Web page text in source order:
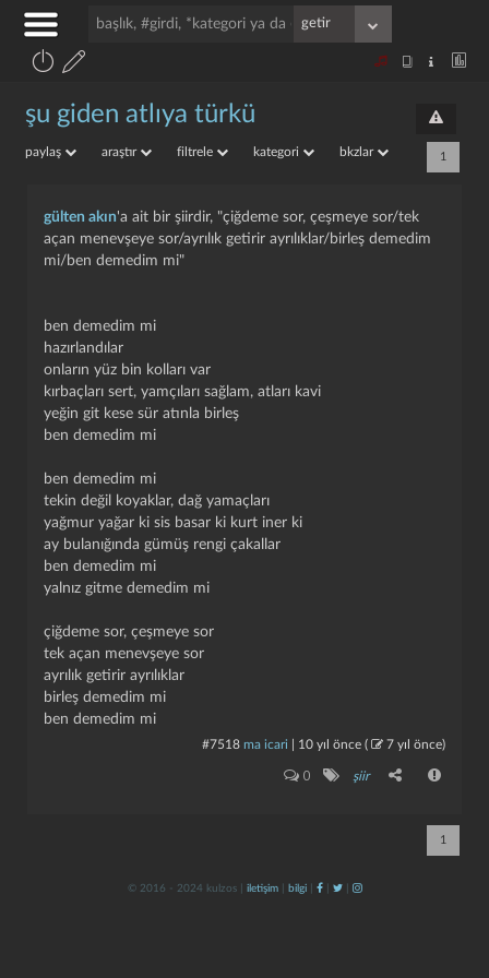
şu giden atlıya türkü
paylaş araştır filtrele kategori bkzlar 1
gülten akın'a ait bir şiirdir, "çiğdeme sor, çeşmeye sor/tek
açan menevşeye sor/ayrılık getirir ayrılıklar/birleş demedim
mi/ben demedim mi"
ben demedim mi
hazırlandılar
onların yüz bin kolları var
kırbaçları sert, yamçıları sağlam, atları kavi
yeğin git kese sür atınla birleş
ben demedim mi
ben demedim mi
tekin değil koyaklar, dağ yamaçları
yağmur yağar ki sis basar ki kurt iner ki
ay bulanığında gümüş rengi çakallar
ben demedim mi
yalnız gitme demedim mi
çiğdeme sor, çeşmeye sor
tek açan menevşeye sor
ayrılık getirir ayrılıklar
birleş demedim mi
ben demedim mi
#7518 ma icari 10 yıl önce ( 7 yıl önce)
0 şiir
1
© 2016 - 2024 kulzos | iletişim| bilgi| | |